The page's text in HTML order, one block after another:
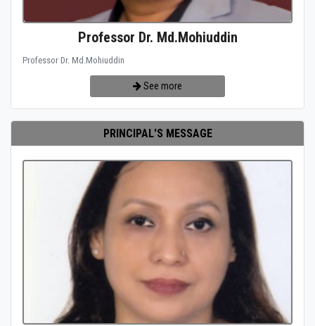
Professor Dr. Md.Mohiuddin
Professor Dr. Md.Mohiuddin
See more
PRINCIPAL'S MESSAGE